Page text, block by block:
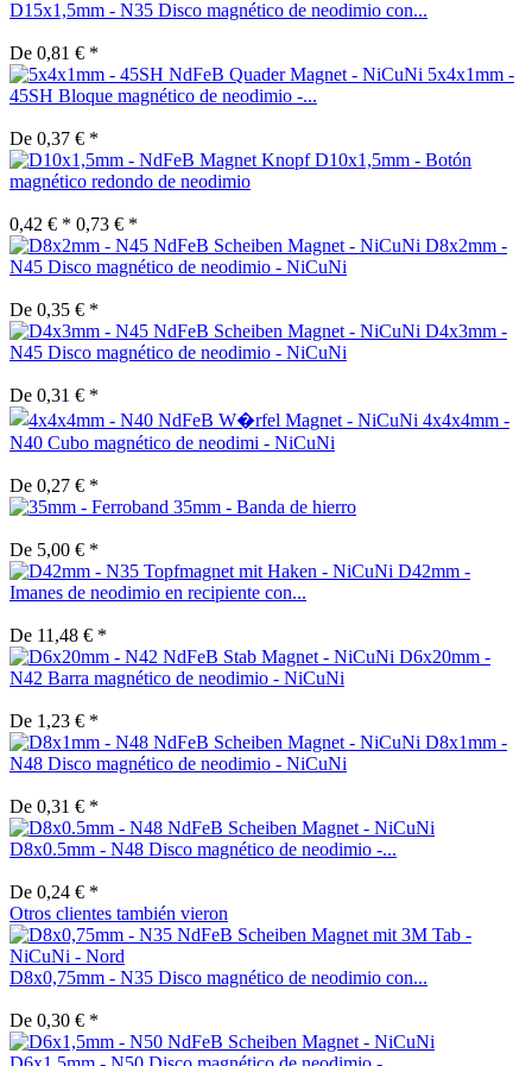
D15x1,5mm - N35 Disco magnético de neodimio con...
De 0,81 € *
5x4x1mm -
45SH Bloque magnético de neodimio -...
De 0,37 € *
D10x1,5mm - Botón
magnético redondo de neodimio
0,42 € * 0,73 € *
D8x2mm -
N45 Disco magnético de neodimio - NiCuNi
De 0,35 € *
D4x3mm -
N45 Disco magnético de neodimio - NiCuNi
De 0,31 € *
4x4x4mm -
N40 Cubo magnético de neodimi - NiCuNi
De 0,27 € *
35mm - Banda de hierro
De 5,00 € *
D42mm -
Imanes de neodimio en recipiente con...
De 11,48 € *
D6x20mm -
N42 Barra magnético de neodimio - NiCuNi
De 1,23 € *
D8x1mm -
N48 Disco magnético de neodimio - NiCuNi
De 0,31 € *
D8x0.5mm - N48 Disco magnético de neodimio -...
De 0,24 € *
Otros clientes también vieron
D8x0,75mm - N35 Disco magnético de neodimio con...
De 0,30 € *